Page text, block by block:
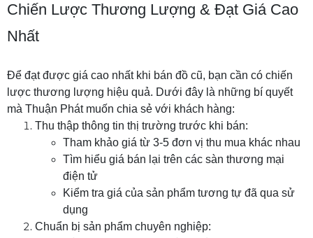
Chiến Lược Thương Lượng & Đạt Giá Cao
Nhất
Để đạt được giá cao nhất khi bán đồ cũ, bạn cần có chiến
lược thương lượng hiệu quả. Dưới đây là những bí quyết
mà Thuận Phát muốn chia sẻ với khách hàng:
Thu thập thông tin thị trường trước khi bán:
Tham khảo giá từ 3-5 đơn vị thu mua khác nhau
Tìm hiểu giá bán lại trên các sàn thương mại
điện tử
Kiểm tra giá của sản phẩm tương tự đã qua sử
dụng
Chuẩn bị sản phẩm chuyên nghiệp: